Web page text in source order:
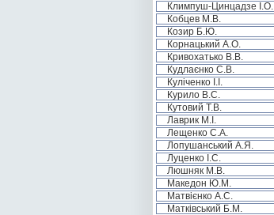
Климпуш-Цинцадзе І.О.
Кобцев М.В.
Козир Б.Ю.
Корнацький А.О.
Кривохатько В.В.
Кудлаєнко С.В.
Куліченко І.І.
Курило В.С.
Кутовий Т.В.
Лаврик М.І.
Лещенко С.А.
Лопушанський А.Я.
Луценко І.С.
Люшняк М.В.
Македон Ю.М.
Матвієнко А.С.
Матківський Б.М.